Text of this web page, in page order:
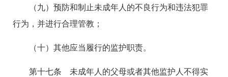
（九）预防和制止未成年人的不良行为和违法犯罪
行为，并进行合理管教；
（十）其他应当履行的监护职责。
第十七条 未成年人的父母或者其他监护人不得实